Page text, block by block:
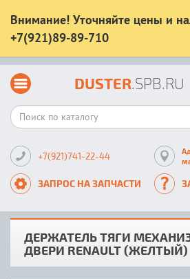
Внимание! Уточняйте цены и
+7(921)89-89-710
DUSTER.SPB.RU
+7(921)741-22-44
ЗАПРОС НА ЗАПЧАСТИ
ДЕРЖАТЕЛЬ ТЯГИ
ДВЕРИ RENAULT (ЖЕЛТЫЙ)